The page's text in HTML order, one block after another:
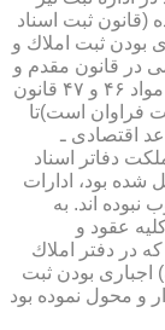
(قانون ثبت اسناد
بودن ثبت املاك و
در قانون مقدم و
اجباری شدن آن در قانون موخر است. (توجه به مواد ۴۶ و ۴۷ قانون
حائز اهمیت فراوان است)تا
اقتصادی ـ
دفاتر اسناد
شده بود، ادارات
اند. به
(۱ـ ثبت اسناد كلیه عقود و
در دفتر املاك
اجباری بودن ثبت
و محول نموده بود